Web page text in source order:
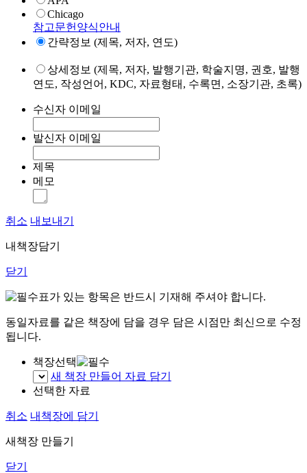
Chicago
참고문헌양식안내
간략정보 (제목, 저자, 연도)
상세정보 (제목, 저자, 발행기관, 학술지명, 권호, 발행
연도, 작성언어, KDC, 자료형태, 수록면, 소장기관, 초록)
수신자 이메일
발신자 이메일
제목
메모
취소 내보내기
내책장담기
닫기
표가 있는 항목은 반드시 기재해 주셔야 합니다.
동일자료를 같은 책장에 담을 경우 담은 시점만 최신으로 수정
됩니다.
책장선택
새 책장 만들어 자료 담기
선택한 자료
취소 내책장에 담기
새책장 만들기
닫기